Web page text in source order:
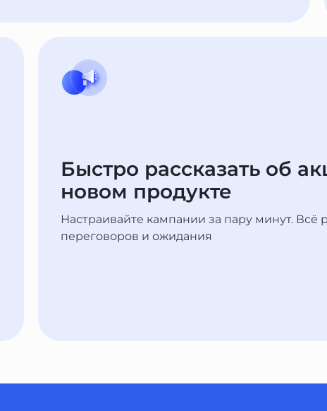
Быстро рассказать об
новом продукте
Настраивайте кампании за пару минут.
переговоров и ожидания